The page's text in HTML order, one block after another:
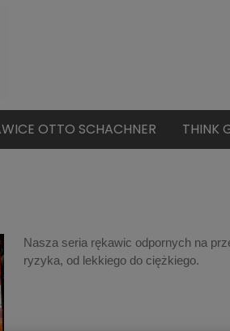
OTTO SCHACHNER THINK
Nasza seria rękawic odpornych na
ryzyka, od lekkiego do ciężkiego.